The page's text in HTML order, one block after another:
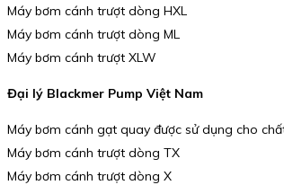
Máy bơm cánh trượt dòng HXL
Máy bơm cánh trượt dòng ML
Máy bơm cánh trượt XLW
Đại lý Blackmer Pump Việt Nam
Máy bơm cánh gạt quay được sử dụng cho
Máy bơm cánh trượt dòng TX
Máy bơm cánh trượt dòng X